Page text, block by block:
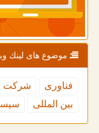
موضوع های لینك
فناوری شركت
بین المللی